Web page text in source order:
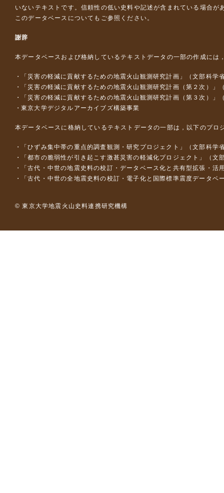
いないテキストです。信頼性の低い史料や記述が含まれている場合が
このデータベースについて もご参照ください。
謝辞
本データベースおよび格納しているテキストデータの一部の作成には
「災害の軽減に貢献するための地震火山観測研究計画」（文部科学
「災害の軽減に貢献するための地震火山観測研究計画（第２次）」
「災害の軽減に貢献するための地震火山観測研究計画（第３次）」
東京大学デジタルアーカイブズ構築事業
本データベースに格納しているテキストデータの一部は，以下のプロ
「ひずみ集中帯の重点的調査観測・研究プロジェクト」（文部科
「都市の脆弱性が引き起こす激甚災害の軽減化プロジェクト」（
「古代・中世の地震史料の校訂・データベース化と共有型拡張・
「古代・中世の全地震史料の校訂・電子化と国際標準震度データ
© 東京大学地震火山史料連携研究機構